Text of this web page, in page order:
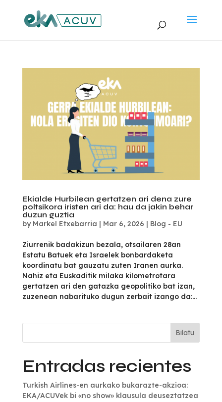
Ekialde Hurbilean gertatzen ari dena zure
poltsikora iristen ari da: hau da jakin behar
duzun guztia
by Markel Etxebarria | Mar 6, 2026 | Blog - EU
Ziurrenik badakizun bezala, otsailaren 28an
Estatu Batuek eta Israelek bonbardaketa
koordinatu bat gauzatu zuten Iranen aurka.
Nahiz eta Euskaditik milaka kilometrotara
gertatzen ari den gatazka geopolitiko bat izan,
zuzenean nabarituko dugun zerbait izango da:...
Bilatu
Entradas recientes
Turkish Airlines-en aurkako bukarazte-akzioa:
EKA/ACUVek bi «no show» klausula deuseztatzea